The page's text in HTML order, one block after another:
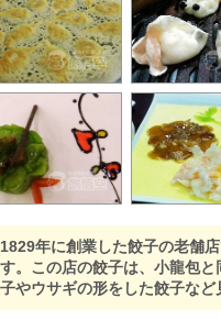
1829年に創業した餃子の老舗
す。この店の餃子は、小龍包
やウサギの形をした餃子な